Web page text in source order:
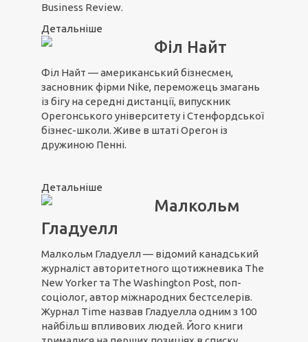
Business Review.
Детальніше
Філ Найт
Філ Найт — американський бізнесмен,
засновник фірми Nike, переможець змагань
із бігу на середні дистанції, випускник
Орегонського університету і Стенфордської
бізнес-школи. Живе в штаті Орегон із
дружиною Пенні.
Детальніше
Малкольм
Гладуелл
Малкольм Гладуелл — відомий канадський
журналіст авторитетного щотижневика The
New Yorker та The Washington Post, поп-
соціолог, автор міжнародних бестселерів.
Журнал Time назвав Гладуелла одним з 100
найбільш впливових людей. Його книги